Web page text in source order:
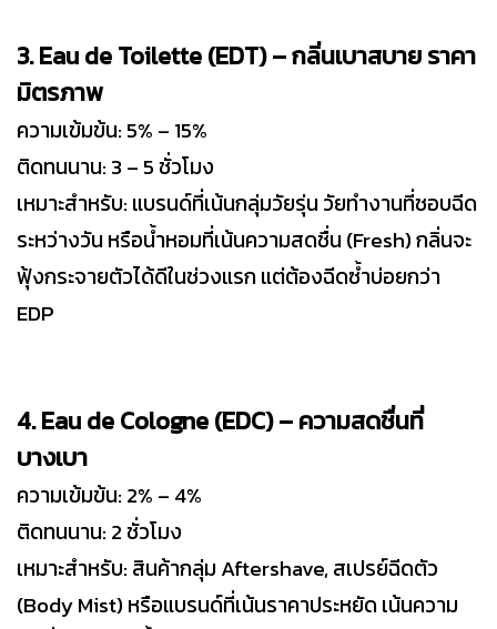
3. Eau de Toilette (EDT) – กลิ่นเบาสบาย ราคา
มิตรภาพ
ความเข้มข้น: 5% – 15%
ติดทนนาน: 3 – 5 ชั่วโมง
เหมาะสำหรับ: แบรนด์ที่เน้นกลุ่มวัยรุ่น วัยทำงานที่ชอบฉีด
ระหว่างวัน หรือน้ำหอมที่เน้นความสดชื่น (Fresh) กลิ่นจะ
ฟุ้งกระจายตัวได้ดีในช่วงแรก แต่ต้องฉีดซ้ำบ่อยกว่า
EDP
4. Eau de Cologne (EDC) – ความสดชื่นที่
บางเบา
ความเข้มข้น: 2% – 4%
ติดทนนาน: 2 ชั่วโมง
เหมาะสำหรับ: สินค้ากลุ่ม Aftershave, สเปรย์ฉีดตัว
(Body Mist) หรือแบรนด์ที่เน้นราคาประหยัด เน้นความ